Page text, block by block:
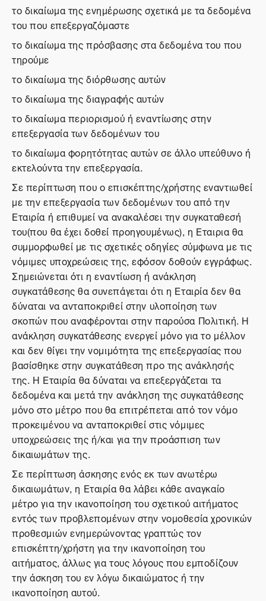
το δικαίωμα της ενημέρωσης σχετικά με τα δεδομένα
του που επεξεργαζόμαστε
το δικαίωμα της πρόσβασης στα δεδομένα του που
τηρούμε
το δικαίωμα της διόρθωσης αυτών
το δικαίωμα της διαγραφής αυτών
το δικαίωμα περιορισμού ή εναντίωσης στην
επεξεργασία των δεδομένων του
το δικαίωμα φορητότητας αυτών σε άλλο υπεύθυνο ή
εκτελούντα την επεξεργασία.
Σε περίπτωση που ο επισκέπτης/χρήστης εναντιωθεί
με την επεξεργασία των δεδομένων του από την
Εταιρία ή επιθυμεί να ανακαλέσει την συγκαταθεσή
του(που θα έχει δοθεί προηγουμένως), η Εταιρια θα
συμμορφωθεί με τις σχετικές οδηγίες σύμφωνα με τις
νόμιμες υποχρεώσεις της, εφόσον δοθούν εγγράφως.
Σημειώνεται ότι η εναντίωση ή ανάκληση
συγκατάθεσης θα συνεπάγεται ότι η Εταιρία δεν θα
δύναται να ανταποκριθεί στην υλοποίηση των
σκοπών που αναφέρονται στην παρούσα Πολιτική. Η
ανάκληση συγκατάθεσης ενεργεί μόνο για το μέλλον
και δεν θίγει την νομιμότητα της επεξεργασίας που
βασίσθηκε στην συγκατάθεση προ της ανάκλησής
της. Η Εταιρία θα δύναται να επεξεργάζεται τα
δεδομένα και μετά την ανάκληση της συγκατάθεσης
μόνο στο μέτρο που θα επιτρέπεται από τον νόμο
προκειμένου να ανταποκριθεί στις νόμιμες
υποχρεώσεις της ή/και για την προάσπιση των
δικαιωμάτων της.
Σε περίπτωση άσκησης ενός εκ των ανωτέρω
δικαιωμάτων, η Εταιρία θα λάβει κάθε αναγκαίο
μέτρο για την ικανοποίηση του σχετικού αιτήματος
εντός των προβλεπομένων στην νομοθεσία χρονικών
προθεσμιών ενημερώνοντας γραπτώς τον
επισκέπτη/χρήστη για την ικανοποίηση του
αιτήματος, άλλως για τους λόγους που εμποδίζουν
την άσκηση του εν λόγω δικαιώματος ή την
ικανοποίηση αυτού.